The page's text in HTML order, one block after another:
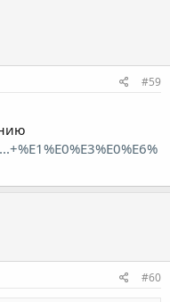
#59
#60